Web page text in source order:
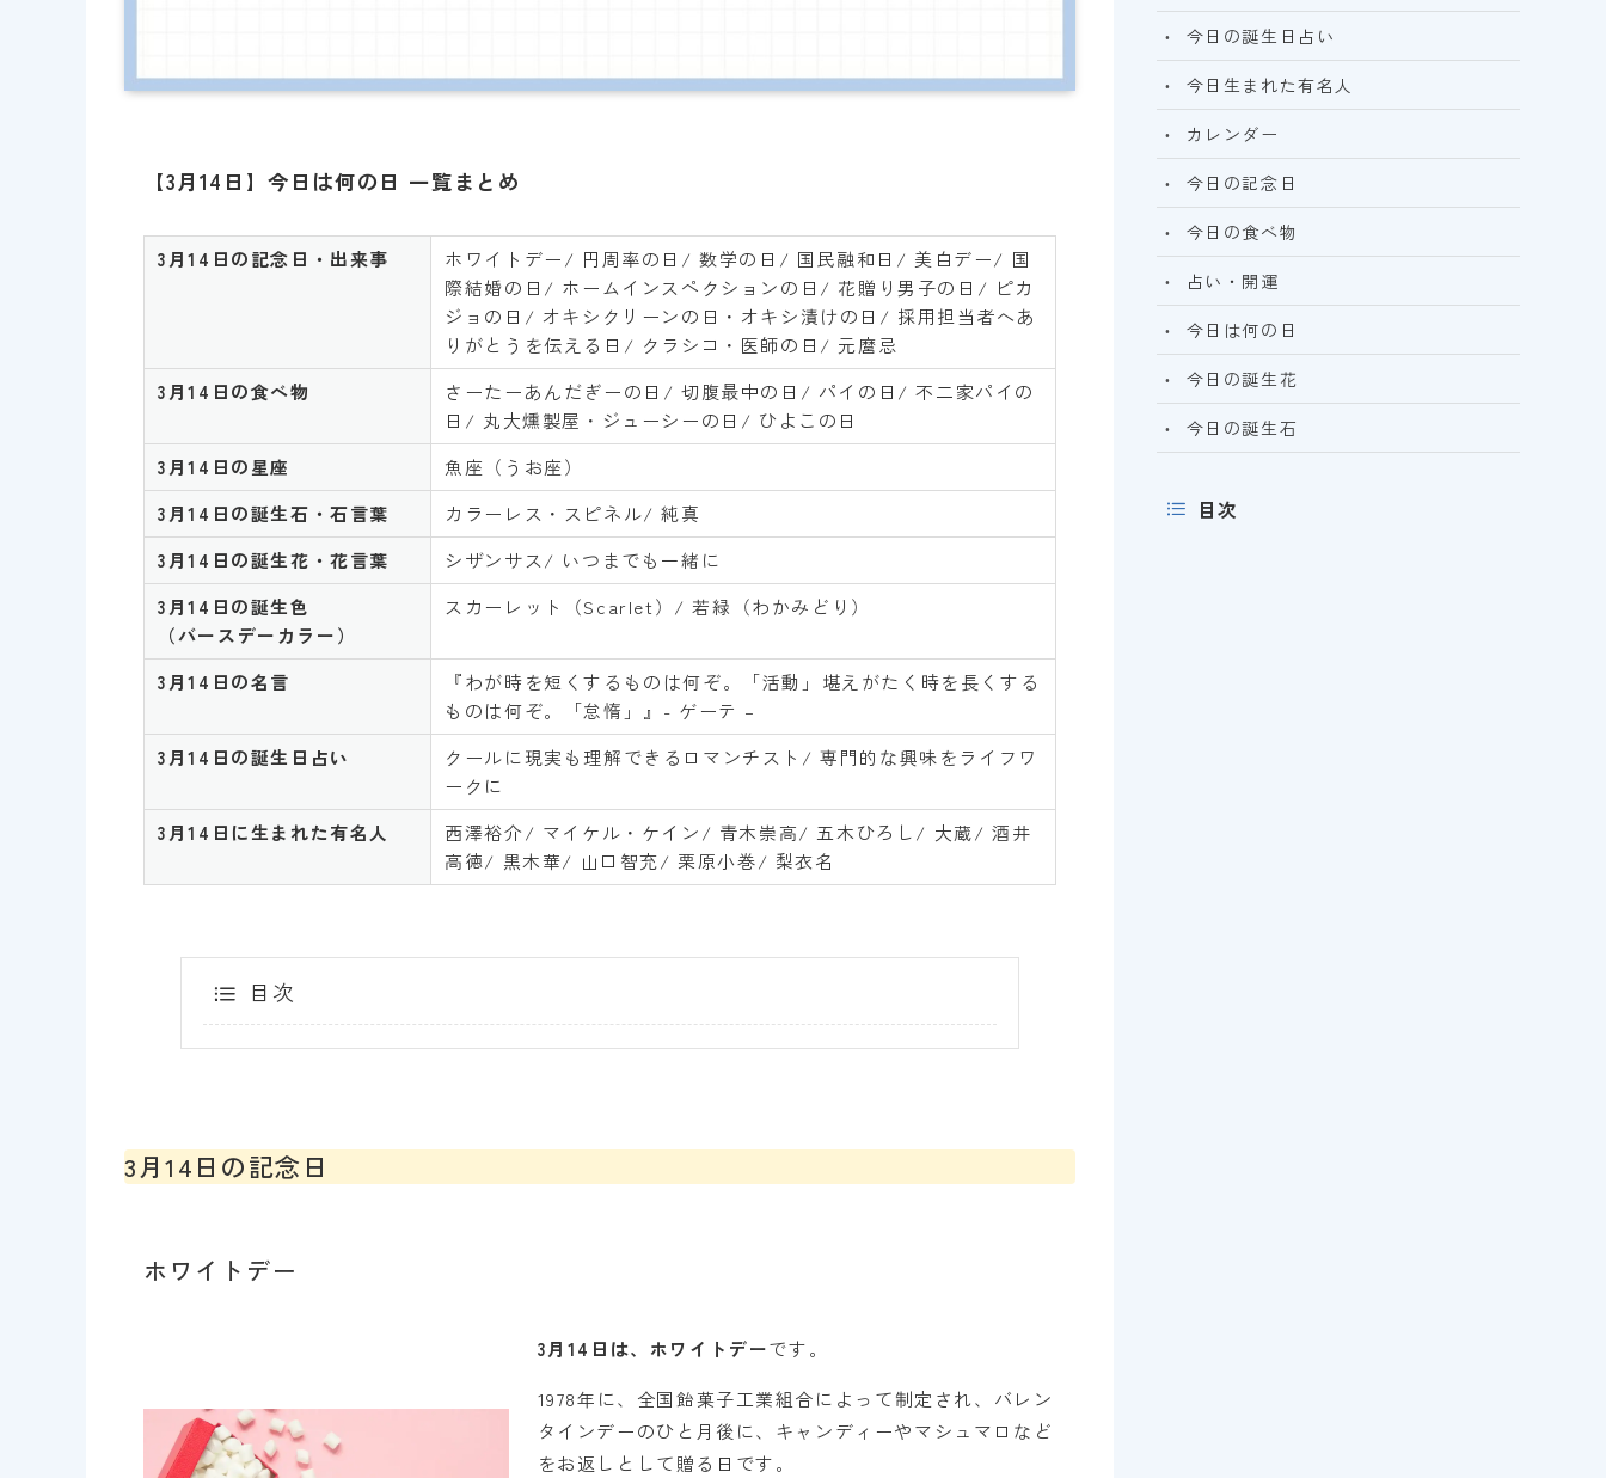
【3月14日】今日は何の日 一覧まとめ
3月14日の記念日・出来事
ホワイトデー/ 円周率の日/ 数学の日/ 国民融和日/ 美白デー/ 国
際結婚の日/ ホームインスペクションの日/ 花贈り男子の日/ ピカ
ジョの日/ オキシクリーンの日・オキシ漬けの日/ 採用担当者へあ
りがとうを伝える日/ クラシコ・医師の日/ 元麿忌
3月14 日の食べ物
さーたーあんだぎーの日/ 切腹最中の日/ パイの日/ 不二家パイの
日/ 丸大燻製屋・ジューシーの日/ ひよこの日
3月14 日の星座
魚座（うお座）
3月14 日の誕生石・石言葉
カラーレス・スピネル/ 純真
3月14 日の誕生花・花言葉
シザンサス/ いつまでも一緒に
3月14 日の誕生色
（バースデーカラー）
スカーレット（Scarlet）/ 若緑（わかみどり）
3月1 4日の名言
『わが時を短くするものは何ぞ。「活動」堪えがたく時を長くする
ものは何ぞ。「怠惰」』- ゲーテ –
3月14 日の誕生日占い
クールに現実も理解できるロマンチスト/ 専門的な興味をライフワ
ークに
3月14 日に生まれた有名人
西澤裕介/ マイケル・ケイン/ 青木崇高/ 五木ひろし/ 大蔵/ 酒井
高徳/ 黒木華/ 山口智充/ 栗原小巻/ 梨衣名
目次
3月14日の記念日
ホワイトデー
3月14日は、ホワイトデーです。
1978年に、全国飴菓子工業組合によって制定され、バレン
タインデーのひと月後に、キャンディーやマシュマロなど
をお返しとして贈る日です。
今日の誕生日占い
今日生まれた有名人
カレンダー
今日の記念日
今日の食べ物
占い・開運
今日は何の日
今日の誕生花
今日の誕生石
目次